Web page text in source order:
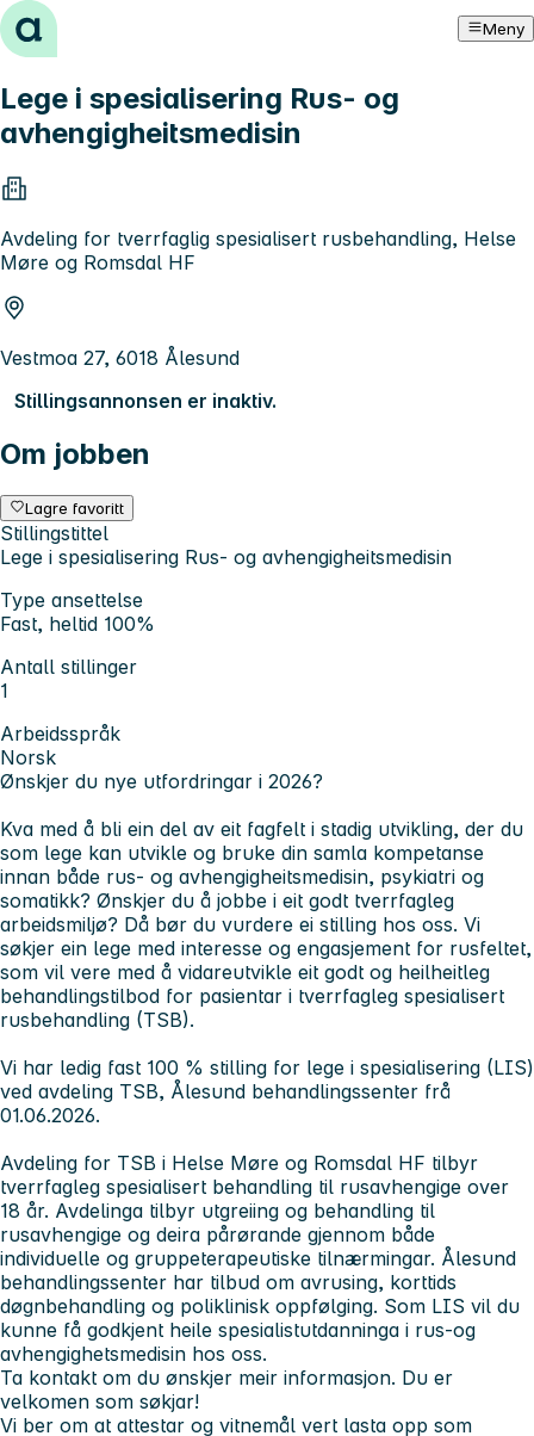
Hopp til innhold Meny
Lege i spesialisering Rus- og
avhengigheitsmedisin
Avdeling for tverrfaglig spesialisert rusbehandling, Helse
Møre og Romsdal HF
Vestmoa 27, 6018 Ålesund
Stillingsannonsen er inaktiv.
Om jobben
Lagre favoritt
Stillingstittel
Lege i spesialisering Rus- og avhengigheitsmedisin
Type ansettelse
Fast, heltid 100%
Antall stillinger
1
Arbeidsspråk
Norsk
Ønskjer du nye utfordringar i 2026?
Kva med å bli ein del av eit fagfelt i stadig utvikling, der du
som lege kan utvikle og bruke din samla kompetanse
innan både rus- og avhengigheitsmedisin, psykiatri og
somatikk? Ønskjer du å jobbe i eit godt tverrfagleg
arbeidsmiljø? Då bør du vurdere ei stilling hos oss. Vi
søkjer ein lege med interesse og engasjement for rusfeltet,
som vil vere med å vidareutvikle eit godt og heilheitleg
behandlingstilbod for pasientar i tverrfagleg spesialisert
rusbehandling (TSB).
Vi har ledig fast 100 % stilling for lege i spesialisering (LIS)
ved avdeling TSB, Ålesund behandlingssenter frå
01.06.2026.
Avdeling for TSB i Helse Møre og Romsdal HF tilbyr
tverrfagleg spesialisert behandling til rusavhengige over
18 år. Avdelinga tilbyr utgreiing og behandling til
rusavhengige og deira pårørande gjennom både
individuelle og gruppeterapeutiske tilnærmingar. Ålesund
behandlingssenter har tilbud om avrusing, korttids
døgnbehandling og poliklinisk oppfølging. Som LIS vil du
kunne få godkjent heile spesialistutdanninga i rus-og
avhengighetsmedisin hos oss.
Ta kontakt om du ønskjer meir informasjon. Du er
velkomen som søkjar!
Vi ber om at attestar og vitnemål vert lasta opp som